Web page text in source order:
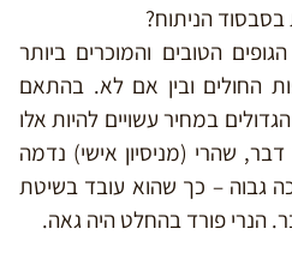
הניתוח?
הטובים והמוכרים ביותר
החולים ובין אם לא. בהתאם
במחיר עשויים להיות אלו
שהרי (מניסיון אישי) נדמה
גבוה – כך שהוא עובד בשיטת
הנרי פורד בהחלט היה גאה.